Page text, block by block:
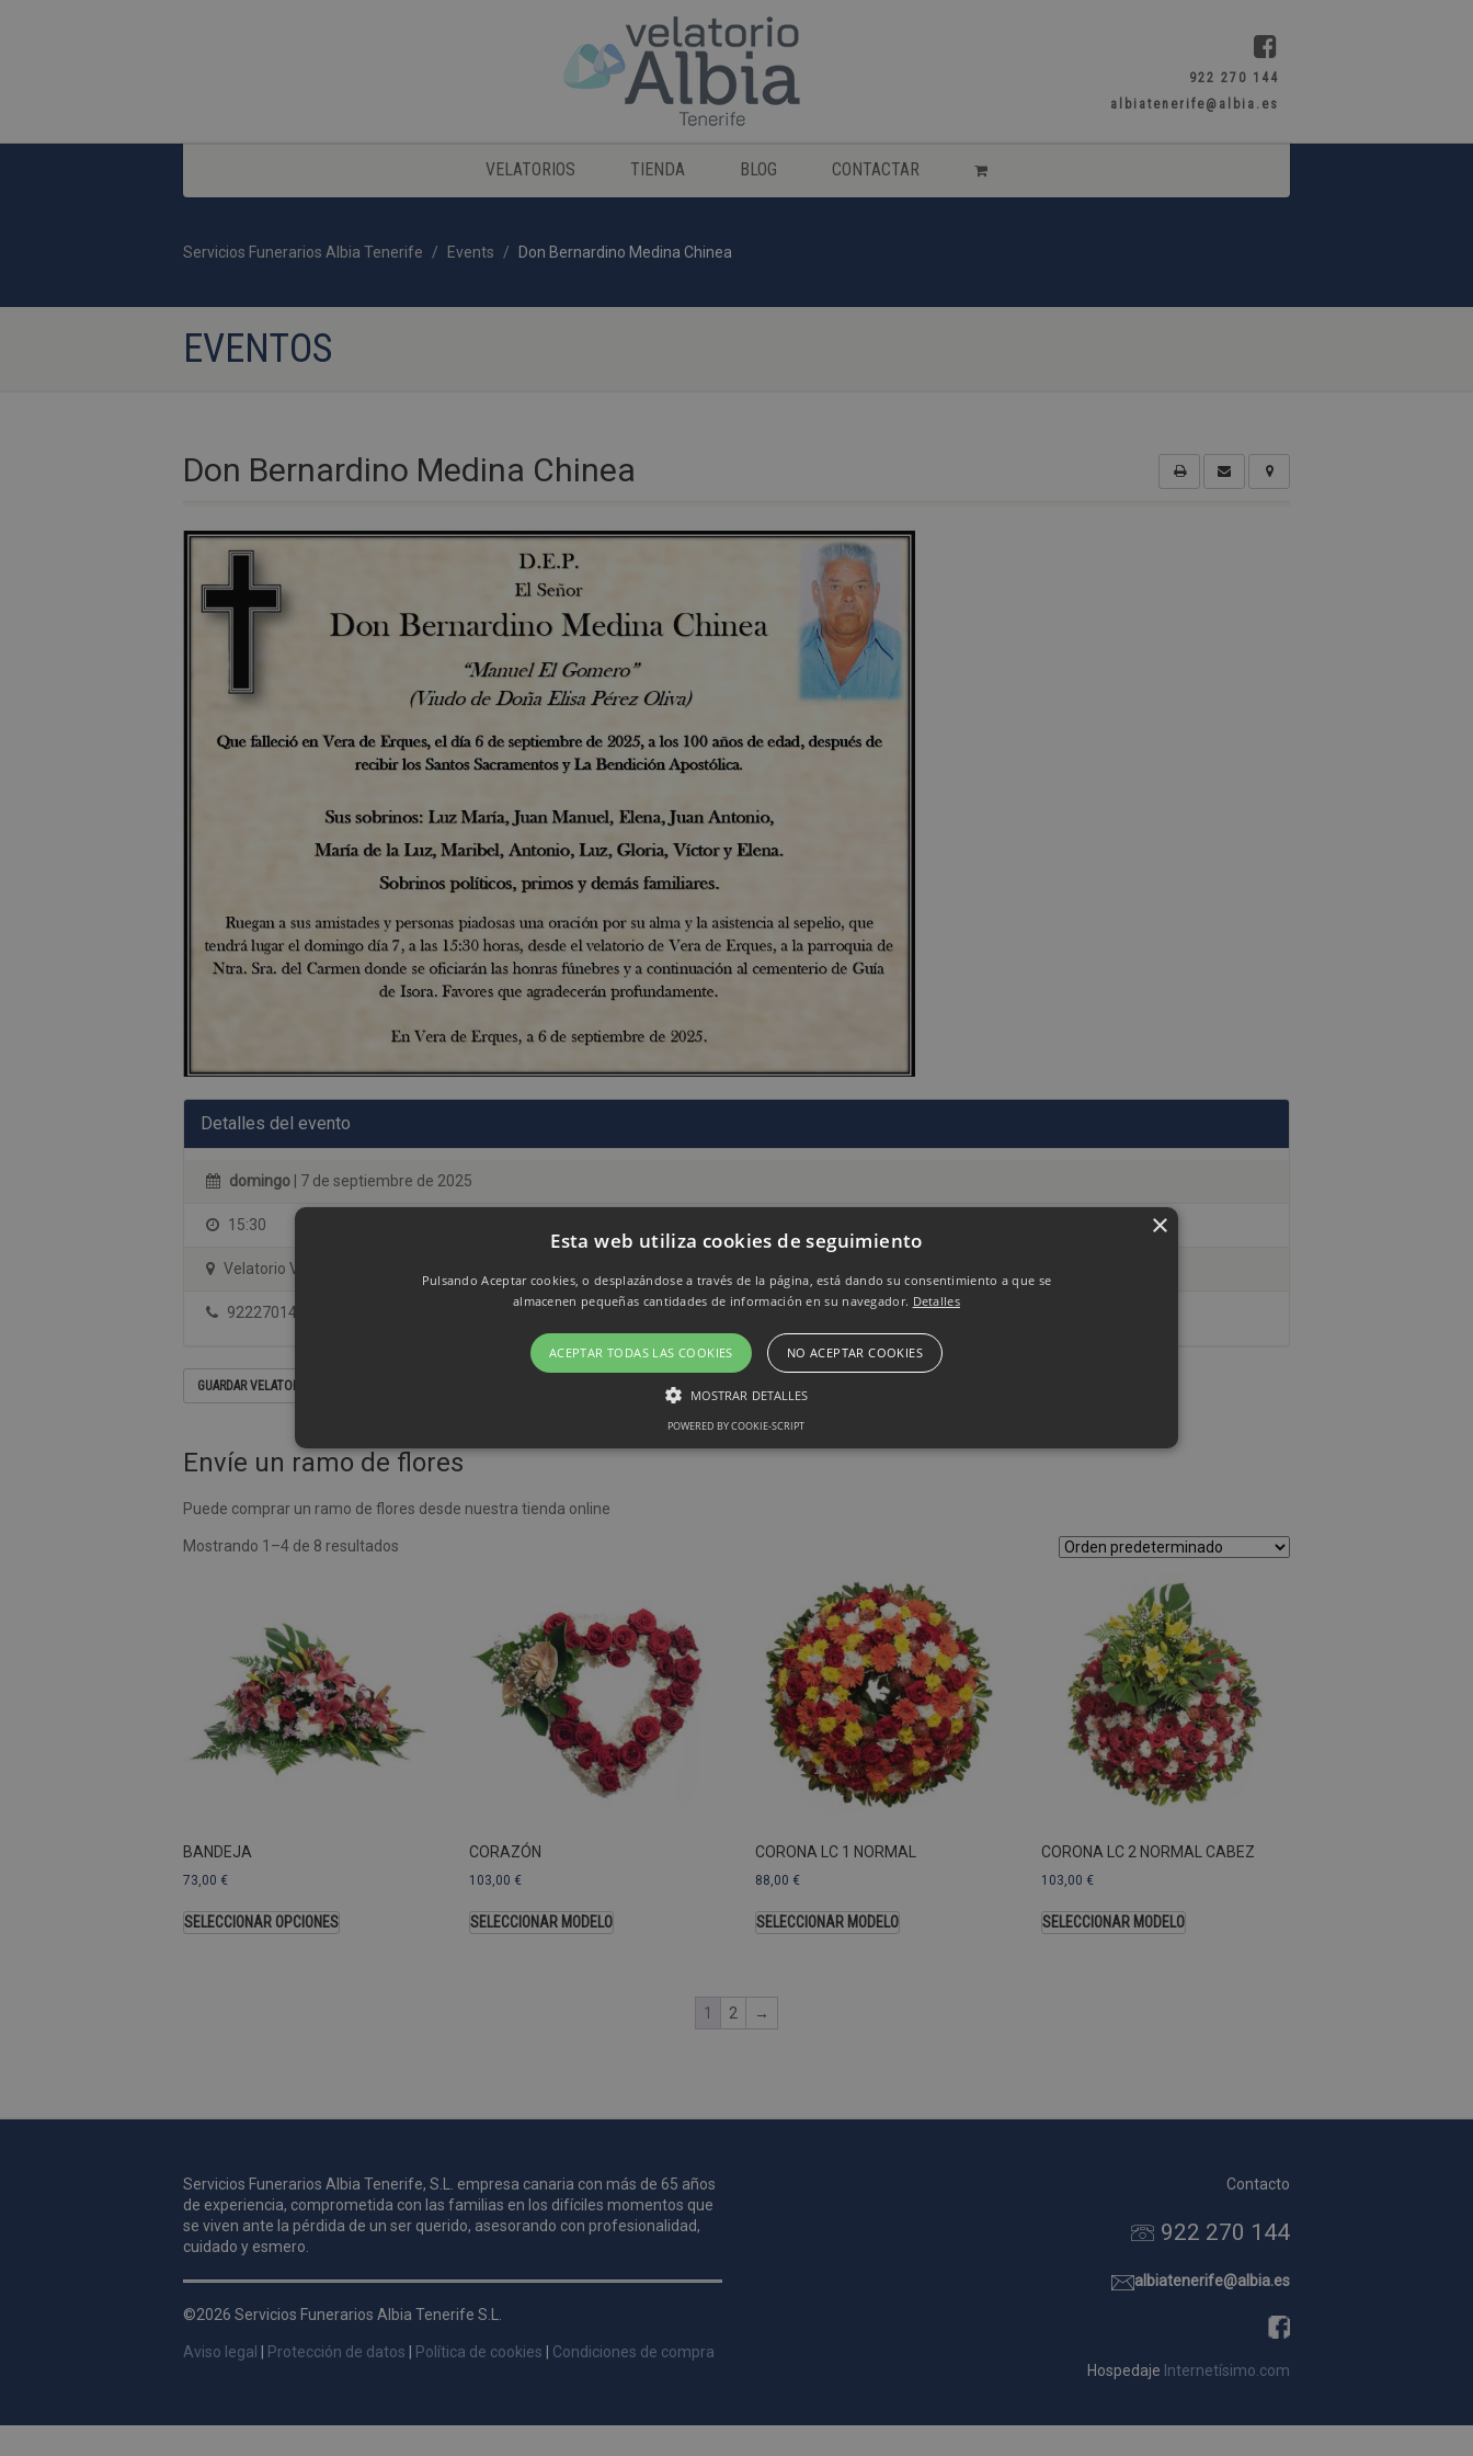
922 270 144
albiatenerife@albia.es
VELATORIOS TIENDA BLOG CONTACTAR
Servicios Funerarios Albia Tenerife Events Don Bernardino Medina Chinea
EVENTOS
Don Bernardino Medina Chinea
Detalles del evento
domingo | 7 de septiembre de 2025
15:30
Velatorio Vera de Erques
922270144
GUARDAR VELATORIO EN SU CALENDARIO
Envíe un ramo de flores
Puede comprar un ramo de flores desde nuestra tienda online
Mostrando 1–4 de 8 resultados
BANDEJA
73,00 €
SELECCIONAR OPCIONES
CORAZÓN
103,00 €
SELECCIONAR MODELO
CORONA LC 1 NORMAL
88,00 €
SELECCIONAR MODELO
CORONA LC 2 NORMAL CABEZ
103,00 €
SELECCIONAR MODELO
1 2 →
Servicios Funerarios Albia Tenerife, S.L. empresa canaria con más de 65 años
de experiencia, comprometida con las familias en los difíciles momentos que
se viven ante la pérdida de un ser querido, asesorando con profesionalidad,
cuidado y esmero.
©2026 Servicios Funerarios Albia Tenerife S.L.
Aviso legal | Protección de datos | Política de cookies | Condiciones de compra
Contacto
922 270 144
albiatenerife@albia.es
Hospedaje Internetísimo.com
Esta web utiliza cookies de seguimiento
Pulsando Aceptar cookies, o desplazándose a través de la página, está dando su consentimiento a que se
almacenen pequeñas cantidades de información en su navegador. Detalles
ACEPTAR TODAS LAS COOKIES NO ACEPTAR COOKIES
MOSTRAR DETALLES
Las cookies de rendimiento se utilizan para ver cómo los visitantes usan el sitio web, por ejemplo. cookies analíticas Esas cookies no se pueden
usar para identificar directamente a cierto visitante.
Este nombre de cookie está asociado con Google Universal Analytics, que es
una actualización significativa del servicio de análisis de Google más utilizado.
Esta cookie se utiliza para distinguir usuarios únicos asignando un número
generado aleatoriamente como identificador de cliente. Se incluye en cada
solicitud de página de un sitio y se utiliza para calcular los datos de visitantes,
sesiones y campañas para los informes de análisis de sitios. De forma
predeterminada, caduca después de 2 años, aunque los propietarios de sitios
web pueden personalizarlo.
Dominio Vencimiento
POWERED BY COOKIE-SCRIPT
×